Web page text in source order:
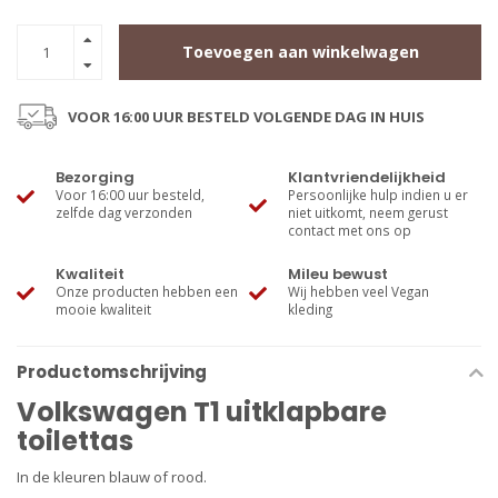
Toevoegen aan winkelwagen
VOOR 16:00 UUR BESTELD VOLGENDE DAG IN HUIS
Bezorging
Voor 16:00 uur besteld,
zelfde dag verzonden
Klantvriendelijkheid
Persoonlijke hulp indien u er
niet uitkomt, neem gerust
contact met ons op
Kwaliteit
Onze producten hebben een
mooie kwaliteit
Mileu bewust
Wij hebben veel Vegan
kleding
Productomschrijving
Volkswagen T1 uitklapbare
toilettas
In de kleuren blauw of rood.